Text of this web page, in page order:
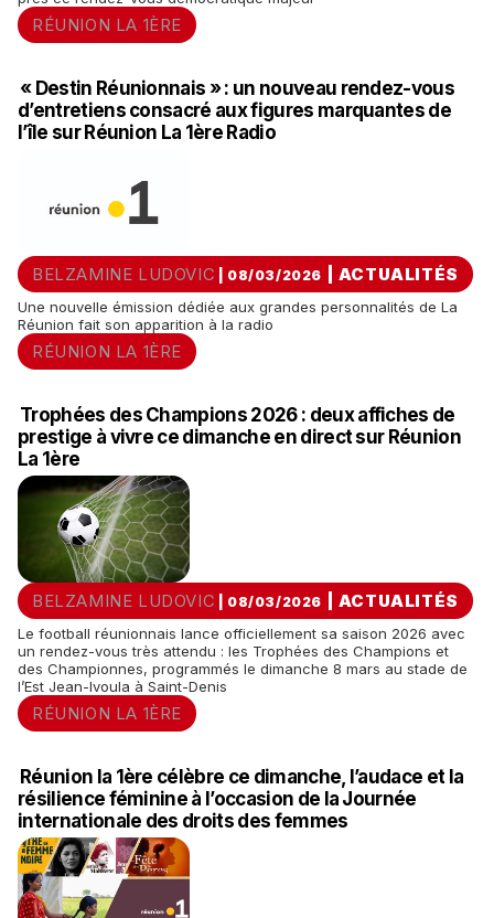
RÉUNION LA 1ÈRE
« Destin Réunionnais » : un nouveau rendez-vous
d’entretiens consacré aux figures marquantes de
l’île sur Réunion La 1ère Radio
BELZAMINE LUDOVIC | 08/03/2026 ACTUALITÉS
Une nouvelle émission dédiée aux grandes personnalités de La
Réunion fait son apparition à la radio
RÉUNION LA 1ÈRE
Trophées des Champions 2026 : deux affiches de
prestige à vivre ce dimanche en direct sur Réunion
La 1ère
BELZAMINE LUDOVIC | 08/03/2026 ACTUALITÉS
Le football réunionnais lance officiellement sa saison 2026 avec
un rendez-vous très attendu : les Trophées des Champions et
des Championnes, programmés le dimanche 8 mars au stade de
l’Est Jean-Ivoula à Saint-Denis
RÉUNION LA 1ÈRE
Réunion la 1ère célèbre ce dimanche, l’audace et la
résilience féminine à l’occasion de la Journée
internationale des droits des femmes